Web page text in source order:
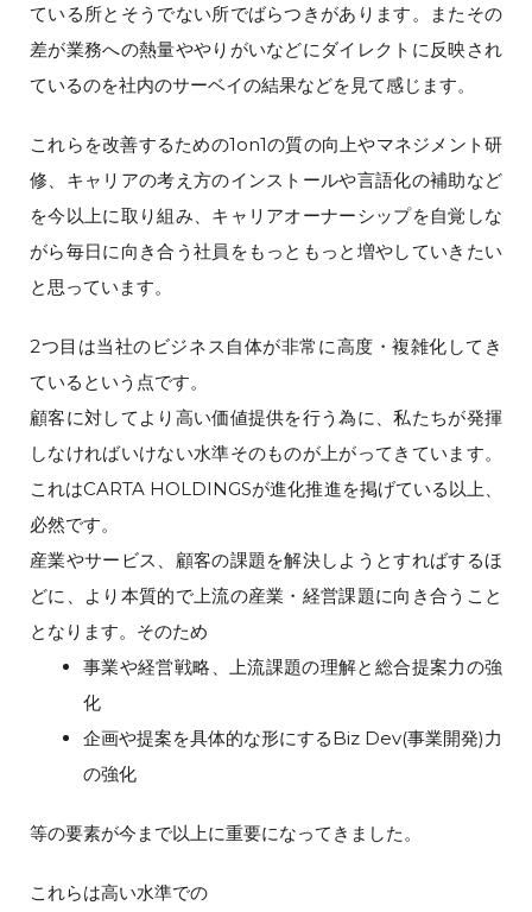
ている所とそうでない所でばらつきがあります。またその
差が業務への熱量ややりがいなどにダイレクトに反映され
ているのを社内のサーベイの結果などを見て感じます。
これらを改善するための1on1の質の向上やマネジメント研
修、キャリアの考え方のインストールや言語化の補助など
を今以上に取り組み、キャリアオーナーシップを自覚しな
がら毎日に向き合う社員をもっともっと増やしていきたい
と思っています。
2つ目は当社のビジネス自体が非常に高度・複雑化してき
ているという点です。
顧客に対してより高い価値提供を行う為に、私たちが発揮
しなければいけない水準そのものが上がってきています。
これはCARTA HOLDINGSが進化推進を掲げている以上、
必然です。
産業やサービス、顧客の課題を解決しようとすればするほ
どに、より本質的で上流の産業・経営課題に向き合うこと
となります。そのため
事業や経営戦略、上流課題の理解と総合提案力の強
化
企画や提案を具体的な形にするBiz Dev(事業開発)力
の強化
等の要素が今まで以上に重要になってきました。
これらは高い水準での